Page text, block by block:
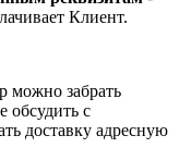
Клиент.
можно забрать
обсудить с
доставку адресную